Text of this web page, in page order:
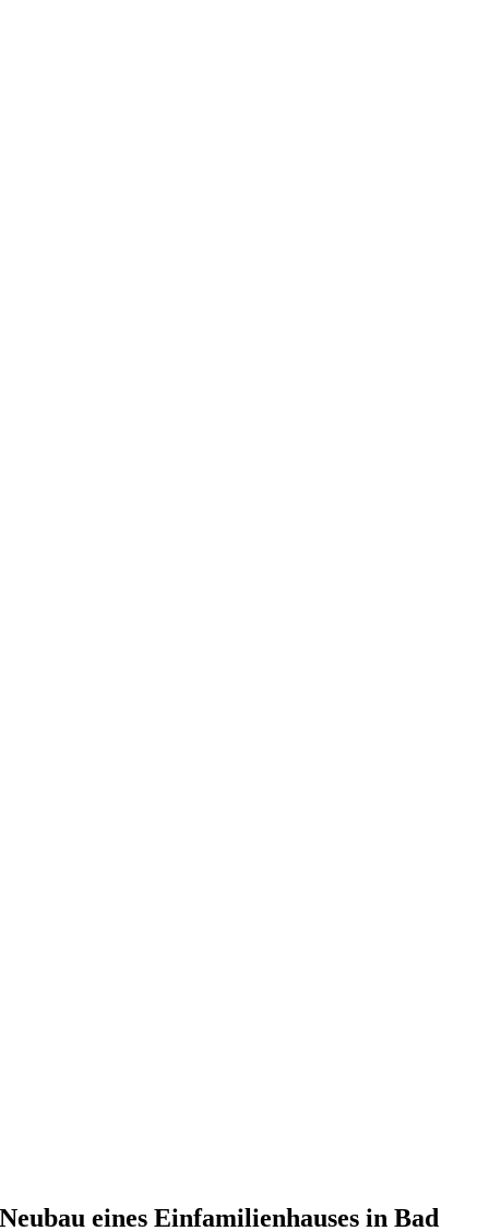
Neubau eines Einfamilienhauses in Bad